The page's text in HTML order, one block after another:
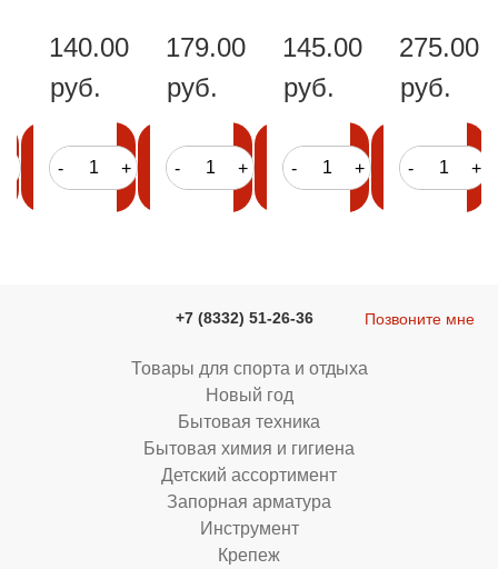
корзину
140.00
руб.
- +
корзину
179.00
руб.
- +
корзину
145.00
руб.
- +
корзину
275.00
руб.
- +
+7 (8332) 51-26-36 Позвоните мне
Товары для спорта и отдыха
Новый год
Бытовая техника
Бытовая химия и гигиена
Детский ассортимент
Запорная арматура
Инструмент
Крепеж